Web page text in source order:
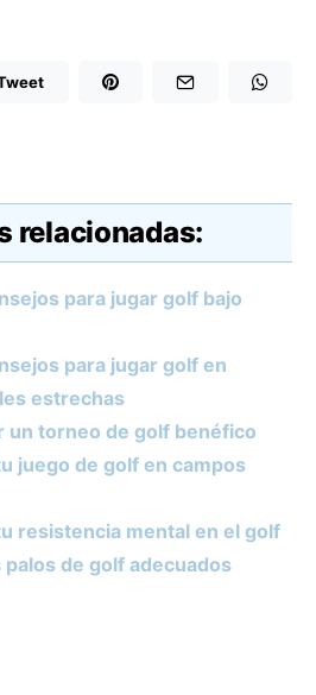
relacionadas:
para jugar golf bajo
para jugar golf en
estrechas
un torneo de golf benéfico
juego de golf en campos
resistencia mental en el golf
de golf adecuados